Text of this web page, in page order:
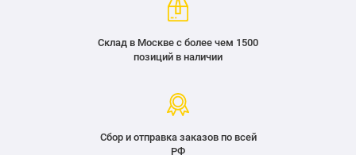
Склад в Москве с более чем 1500
позиций в наличии
Сбор и отправка заказов по всей
РФ